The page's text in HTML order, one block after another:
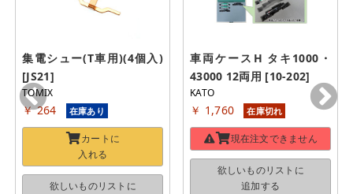
集電シュー(T車用)(4個入)
[JS21]
TOMIX
￥ 264 在庫あり
カートに
入れる
欲しいものリストに
車両ケースH タキ1000・
43000 12両用 [10-202]
KATO
￥ 1,760 在庫切れ
現在注文できません
欲しいものリストに
追加する